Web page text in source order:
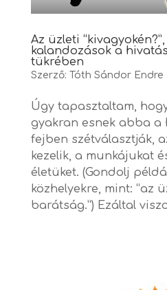
Az üzleti
kalandozások a
tükrében
Szerző: Tóth Sándor Endre
Úgy tapasztaltam,
gyakran esnek abba a
fejben szétválasztják,
kezelik, a munkájukat
életüket. (Gondolj
közhelyekre, mint: “az
barátság.”) Ezáltal